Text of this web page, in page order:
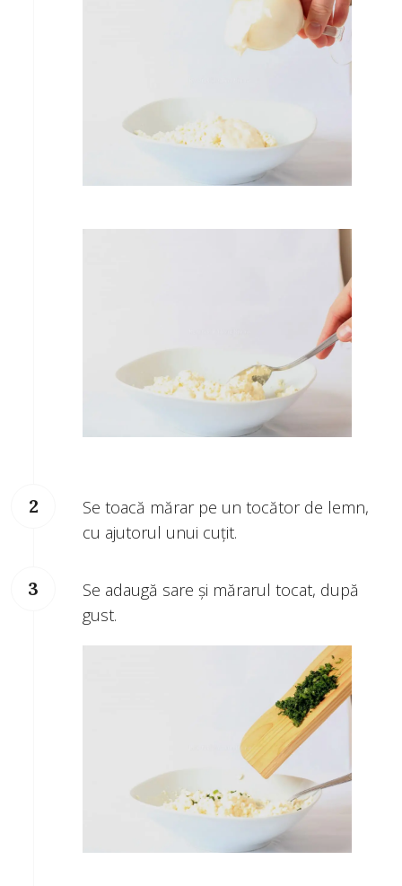
Se toacă mărar pe un tocător de lemn,
cu ajutorul unui cuțit.
Se adaugă sare și mărarul tocat, după
gust.